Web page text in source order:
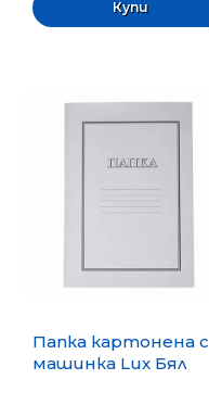
Папка картонена с
машинка Lux Бял